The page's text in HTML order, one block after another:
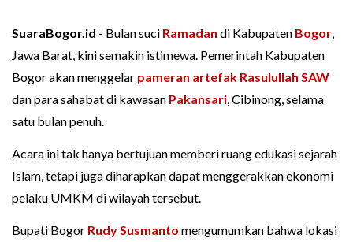
SuaraBogor.id - Bulan suci Ramadan di Kabupaten Bogor,
Jawa Barat, kini semakin istimewa. Pemerintah Kabupaten
Bogor akan menggelar pameran artefak Rasulullah SAW
dan para sahabat di kawasan Pakansari, Cibinong, selama
satu bulan penuh.
Acara ini tak hanya bertujuan memberi ruang edukasi sejarah
Islam, tetapi juga diharapkan dapat menggerakkan ekonomi
pelaku UMKM di wilayah tersebut.
Bupati Bogor Rudy Susmanto mengumumkan bahwa lokasi